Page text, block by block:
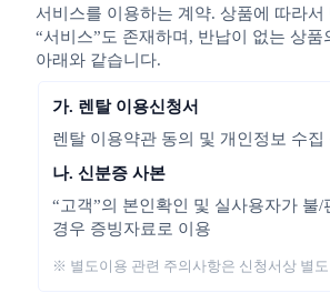
서비스를 이용하는 계약. 상품에 따라서
“서비스”도 존재하며, 반납이 없는 상품
아래와 같습니다.
가. 렌탈 이용신청서
렌탈 이용약관 동의 및 개인정보 수집
나. 신분증 사본
“고객”의 본인확인 및 실사용자가 불/
경우 증빙자료로 이용
※ 별도이용 관련 주의사항은 신청서상 별도